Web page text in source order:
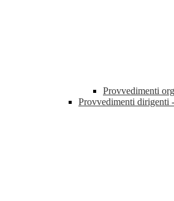
Provvedimenti
Provvedimenti dirigenti